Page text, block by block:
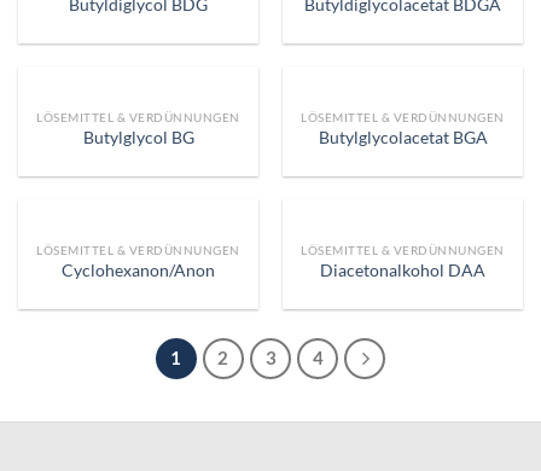
Butyldiglycol BDG Butyldiglycolacetat BDGA
LÖSEMITTEL & VERDÜNNUNGEN
Butylglycol BG
LÖSEMITTEL & VERDÜNNUNGEN
Butylglycolacetat BGA
LÖSEMITTEL & VERDÜNNUNGEN
Cyclohexanon/Anon
LÖSEMITTEL & VERDÜNNUNGEN
Diacetonalkohol DAA
1 2 3 4